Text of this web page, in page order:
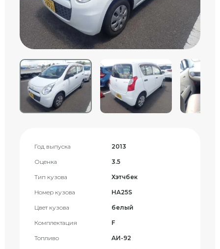
Год выпуска 2013
Оценка 3.5
Тип кузова Хэтчбек
Номер кузова HA25S
Цвет кузова белый
Комплектация F
Топливо AИ-92